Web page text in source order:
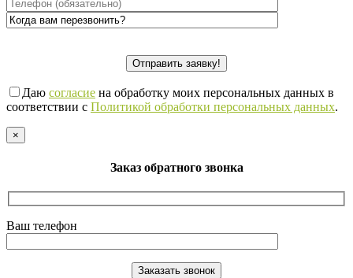
Даю согласие на обработку моих персональных данных в
соответствии с Политикой обработки персональных данных.
×
Заказ обратного звонка
Ваш телефон